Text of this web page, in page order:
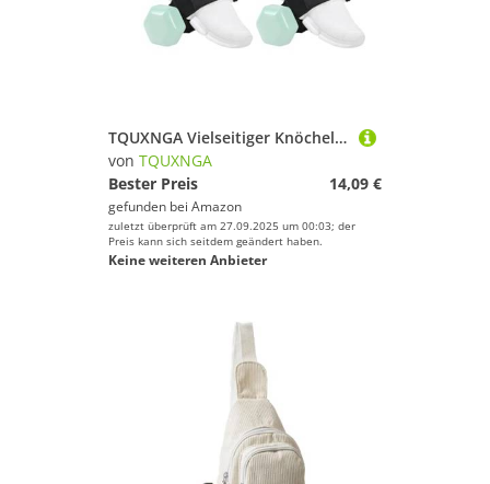
TQUXNGA Vielseitiger Knöchelgewichte Mit Regulierbarem Verschluss Atmungsaktiver Unterstützung Für Bein Workouts Fitnessstudio Häuser Verwenden Sie Haltbarkeit
von TQUXNGA
Bester Preis
14,09 €
gefunden bei Amazon
zuletzt überprüft am 27.09.2025 um 00:03; der
Preis kann sich seitdem geändert haben.
Keine weiteren Anbieter